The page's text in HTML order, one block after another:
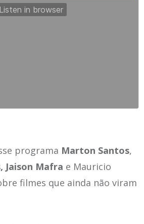
programa Marton Santos,
Jaison Mafra e Mauricio
filmes que ainda não viram